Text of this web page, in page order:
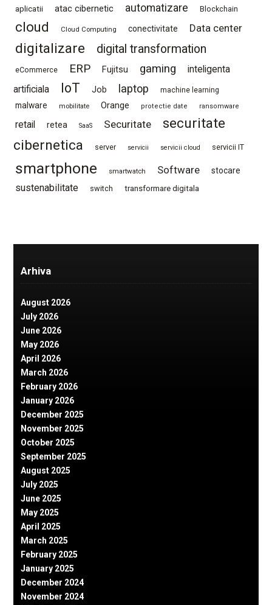
aplicatii atac cibernetic automatizare Blockchain
cloud Cloud Computing conectivitate Data center
digitalizare digital transformation
eCommerce ERP Fujitsu gaming
inteligenta
artificiala
IoT Job laptop machine learning
malware mobilitate Orange protectie date ransomware
retail retea SaaS Securitate
securitate
cibernetica
server servicii servicii cloud servicii IT
smartphone smartwatch Software stocare
sustenabilitate switch transformare digitala
Arhiva
August 2026
July 2026
June 2026
May 2026
April 2026
March 2026
February 2026
January 2026
December 2025
November 2025
October 2025
September 2025
August 2025
July 2025
June 2025
May 2025
April 2025
March 2025
February 2025
January 2025
December 2024
November 2024